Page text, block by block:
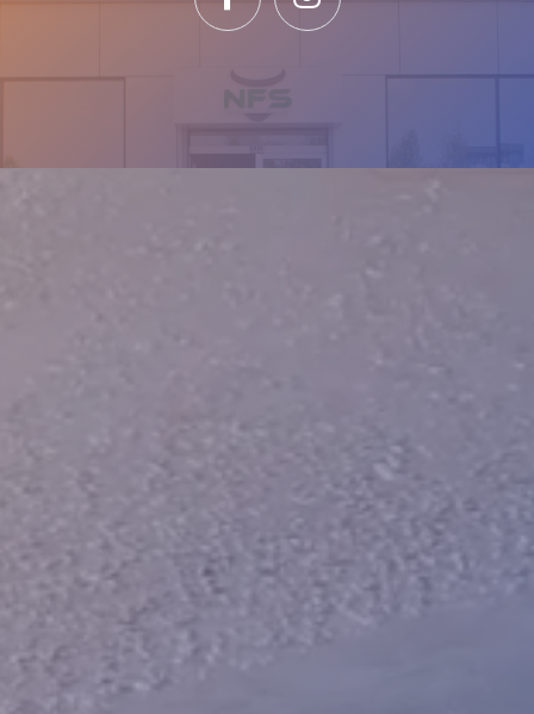
İletişim
ADRES
Fevzi Çakmak Mh. 10576. Sk No:13G 42050
Karatay Konya/Türkiye
Copright © 2026 NFS Yem ve Yem Katkı Maddeleri Ltd. Sti.